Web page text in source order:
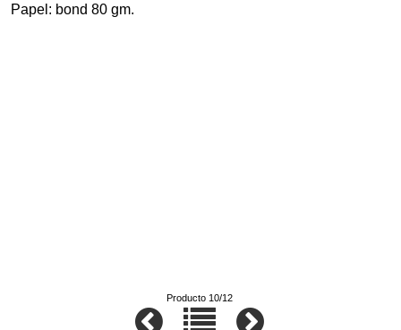
Papel: bond 80 gm.
Producto 10/12